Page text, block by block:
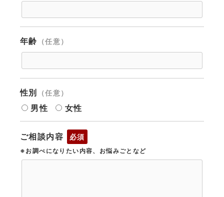
年齢 （任意）
性別 （任意）
男性 女性
ご相談内容 必須
※お調べになりたい内容、お悩みごとなど